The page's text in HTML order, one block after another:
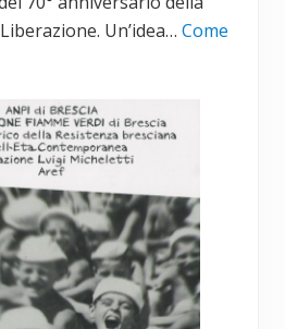
Un’idea… Come